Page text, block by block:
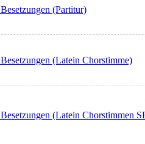
(Partitur)
(Latein Chorstimme)
(Latein Chorstimmen